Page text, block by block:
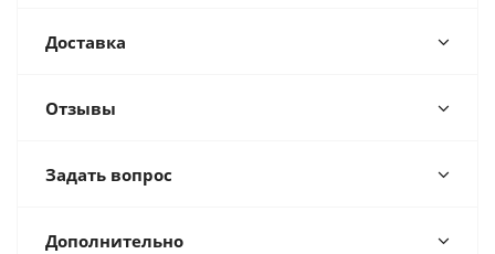
Доставка
Отзывы
Задать вопрос
Дополнительно